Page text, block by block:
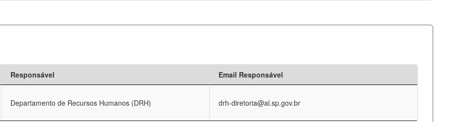
Responsável Email Responsável
Departamento de Recursos Humanos (DRH) drh-diretoria@al.sp.gov.br